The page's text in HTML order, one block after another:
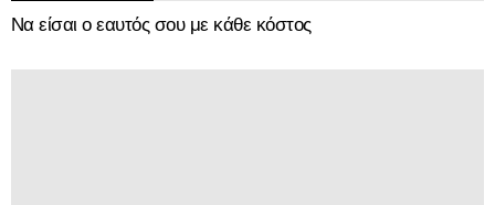
Να είσαι ο εαυτός σου με κάθε κόστος